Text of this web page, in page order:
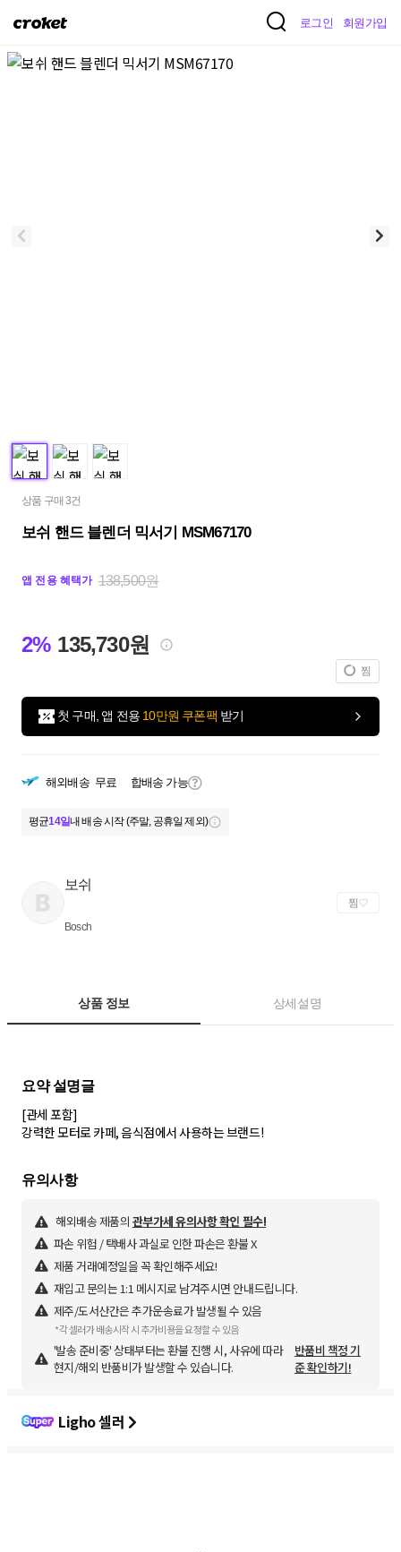
크
켓
로그인 회원가입
상품 구매 3건
보쉬 핸드 블렌더 믹서기 MSM67170
앱 전용 혜택가 138,500원
2% 135,730원
찜
첫 구매, 앱 전용 10만원 쿠폰팩 받기
해외배송 무료 합배송 가능
평균14일내 배송 시작 (주말, 공휴일 제외)
보쉬
Bosch
찜
상품 정보 상세설명
요약 설명글
[관세 포함]
강력한 모터로 카페, 음식점에서 사용하는 브랜드!
유의사항
해외배송 제품의 관부가세 유의사항 확인 필수!
파손 위험 / 택배사 과실로 인한 파손은 환불 X
제품 거래예정일을 꼭 확인해주세요!
재입고 문의는 1:1 메시지로 남겨주시면 안내드립니다.
제주/도서산간은 추가운송료가 발생될 수 있음
*각 셀러가 배송시작 시 추가비용을 요청할 수 있음
'발송 준비중' 상태부터는 환불 진행 시, 사유에 따라
현지/해외 반품비가 발생할 수 있습니다.
반품비 책정 기
준 확인하기!
Ligho 셀러